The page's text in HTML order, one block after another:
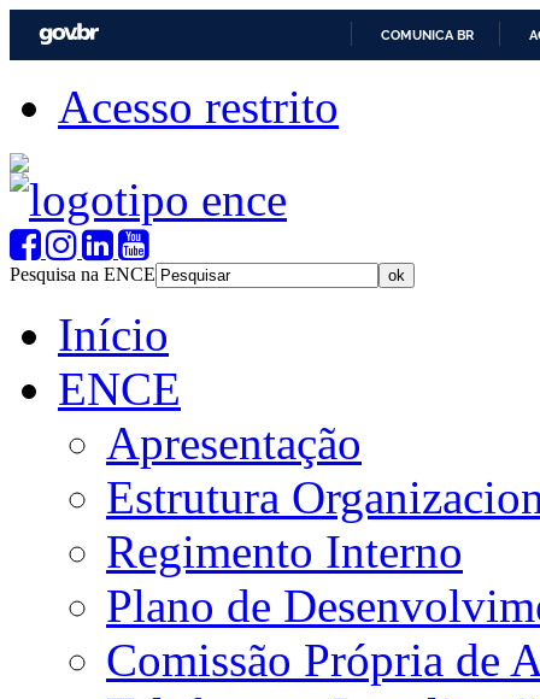
COMUNICA BR
Acesso restrito
Pesquisa na ENCE
Início
ENCE
Apresentação
Estrutura
Regimento Interno
Plano de
Comissão Própria de